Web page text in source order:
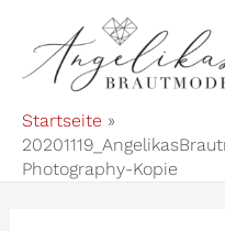
Inhalt
springen
Startseite
Photography-Kopie